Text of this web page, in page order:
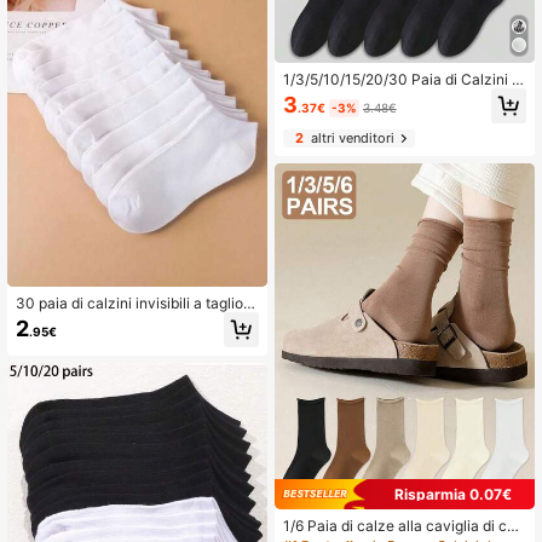
30 paia di calzini invisibili a taglio b
asso bianchi da donna, design mini
malista e carino multifunzionale ad
calzini comodi morbidi e traspiranti
per mocassini (1/5/10/15/20/30 pai
2.95€
1/3/5/10/15/20/30 Paia di Calzini d
a Donna in Cotone, Neri, Adatti per
Autunno/Inverno/Primavera/Estate/
Sport/Tempo Libero, Traspiranti, As
sorbenti
3.37€ -3% 3.48€
2altri venditori
Risparmia 0.07€
1/6 Paia di calze alla caviglia di col